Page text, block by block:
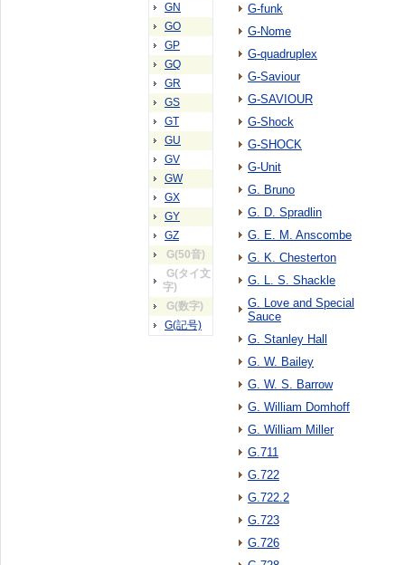
GN
GO
GP
GQ
GR
GS
GT
GU
GV
GW
GX
GY
GZ
G(50音)
G(タイ文
字)
G(数字)
G(記号)
G-funk
G-Nome
G-quadruplex
G-Saviour
G-SAVIOUR
G-Shock
G-SHOCK
G-Unit
G. Bruno
G. D. Spradlin
G. E. M. Anscombe
G. K. Chesterton
G. L. S. Shackle
G. Love and Special
Sauce
G. Stanley Hall
G. W. Bailey
G. W. S. Barrow
G. William Domhoff
G. William Miller
G.711
G.722
G.722.2
G.723
G.726